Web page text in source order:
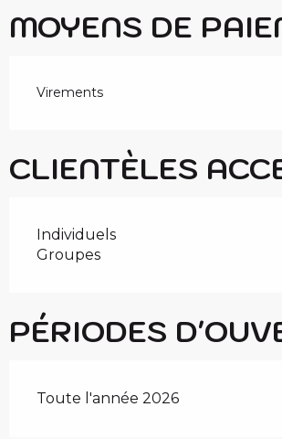
MOYENS DE
Virements
CLIENTÈLES
Individuels
Groupes
PÉRIODES
Toute l'année 2026